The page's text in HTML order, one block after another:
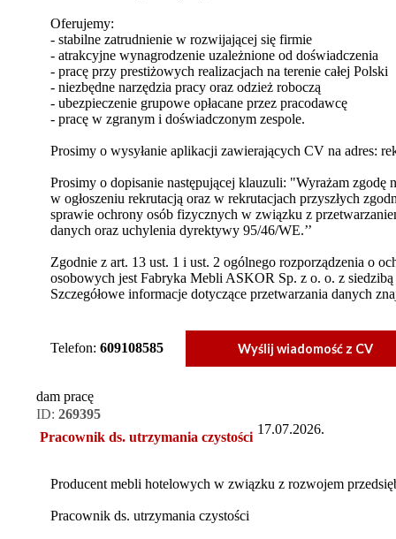
Oferujemy:
- stabilne zatrudnienie w rozwijającej się firmie
- atrakcyjne wynagrodzenie uzależnione od doświadczenia
- pracę przy prestiżowych realizacjach na terenie całej Polski
- niezbędne narzędzia pracy oraz odzież roboczą
- ubezpieczenie grupowe opłacane przez pracodawcę
- pracę w zgranym i doświadczonym zespole.
Prosimy o wysyłanie aplikacji zawierających CV na adres:
Prosimy o dopisanie następującej klauzuli: "Wyrażam
w ogłoszeniu rekrutacją oraz w rekrutacjach przyszłych
sprawie ochrony osób fizycznych w związku z
danych oraz uchylenia dyrektywy 95/46/WE.’’
Zgodnie z art. 13 ust. 1 i ust. 2 ogólnego rozporządzenia o
osobowych jest Fabryka Mebli ASKOR Sp. z o. o. z
Szczegółowe informacje dotyczące przetwarzania danych
Telefon: 609108585 Wyślij wiadomość z CV
dam pracę
ID: 269395
Pracownik ds. utrzymania czystości
17.07.2026.
Producent mebli hotelowych w związku z rozwojem
Pracownik ds. utrzymania czystości